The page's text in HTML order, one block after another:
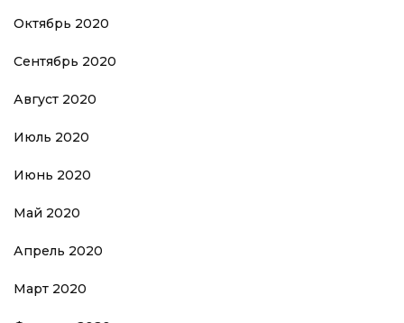
Октябрь 2020
Сентябрь 2020
Август 2020
Июль 2020
Июнь 2020
Май 2020
Апрель 2020
Март 2020